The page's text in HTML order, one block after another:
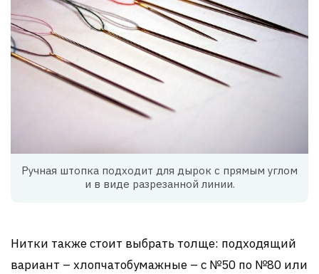
Ручная штопка подходит для дырок с прямым углом
и в виде разрезанной линии.
Нитки также стоит выбрать толще: подходящий
вариант – хлопчатобумажные – с №50 по №80 или